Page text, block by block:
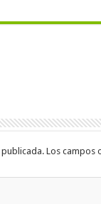
Los campos